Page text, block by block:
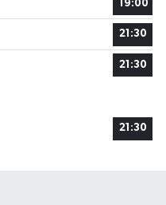
19:00
21:30
21:30
21:30